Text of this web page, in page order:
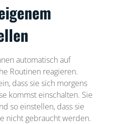
automatisch auf
Routinen reagieren.
dass sie sich morgens
kommst einschalten. Sie
so einstellen, dass sie
nicht gebraucht werden.